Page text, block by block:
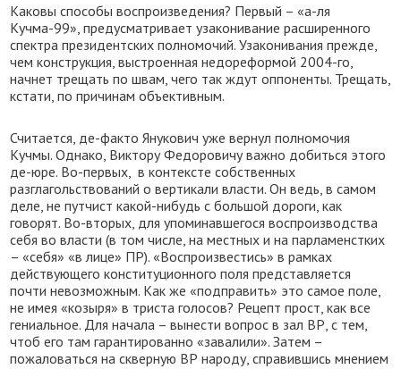
Каковы способы воспроизведения? Первый – «а-ля
Кучма-99», предусматривает узаконивание расширенного
спектра президентских полномочий. Узаконивания прежде,
чем конструкция, выстроенная недореформой 2004-го,
начнет трещать по швам, чего так ждут оппоненты. Трещать,
кстати, по причинам объективным.
Считается, де-факто Янукович уже вернул полномочия
Кучмы. Однако, Виктору Федоровичу важно добиться этого
де-юре. Во-первых, в контексте собственных
разглагольствований о вертикали власти. Он ведь, в самом
деле, не путчист какой-нибудь с большой дороги, как
говорят. Во-вторых, для упоминавшегося воспроизводства
себя во власти (в том числе, на местных и на парламенстких
– «себя» «в лице» ПР). «Воспроизвестись» в рамках
действующего конституционного поля представляется
почти невозможным. Как же «подправить» это самое поле,
не имея «козыря» в триста голосов? Рецепт прост, как все
гениальное. Для начала – вынести вопрос в зал ВР, с тем,
чтоб его там гарантированно «завалили». Затем –
пожаловаться на скверную ВР народу, справившись мнением